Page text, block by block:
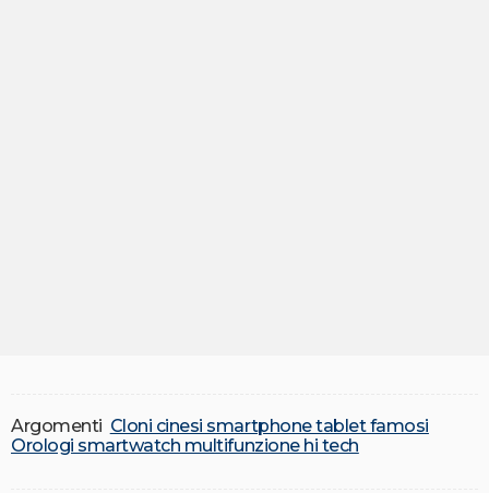
Argomenti Cloni cinesi smartphone tablet famosi
Orologi smartwatch multifunzione hi tech